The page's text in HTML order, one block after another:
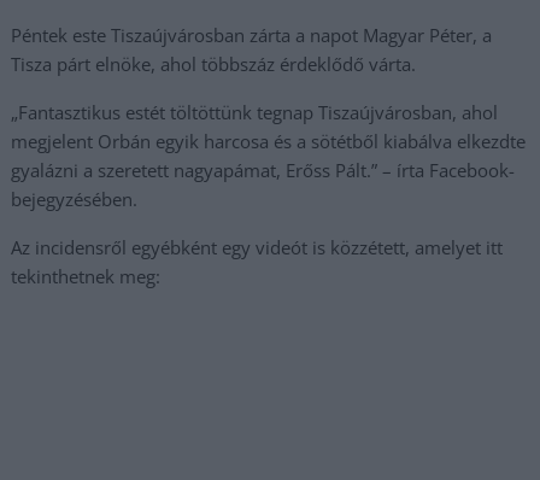
Péntek este Tiszaújvárosban zárta a napot Magyar Péter, a
Tisza párt elnöke, ahol többszáz érdeklődő várta.
„Fantasztikus estét töltöttünk tegnap Tiszaújvárosban, ahol
megjelent Orbán egyik harcosa és a sötétből kiabálva elkezdte
gyalázni a szeretett nagyapámat, Erőss Pált.” – írta Facebook-
bejegyzésében.
Az incidensről egyébként egy videót is közzétett, amelyet itt
tekinthetnek meg: